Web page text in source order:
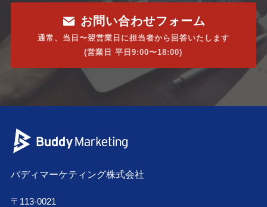
お問い合わせフォーム
通常、当日〜翌営業日に担当者から回答いたします
(営業日 平日9:00〜18:00)
バディマーケティング株式会社
〒113-0021